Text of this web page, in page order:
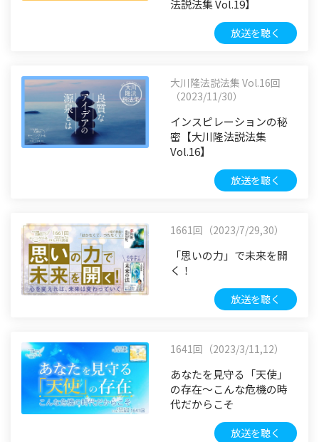
法説法集 Vol.19】
放送を聴く
大川隆法説法集 Vol.16回
（2023/11/30）
インスピレーションの秘
密【大川隆法説法集
Vol.16】
放送を聴く
1661回（2023/7/29,30）
「思いの力」で未来を開
く！
放送を聴く
1641回（2023/3/11,12）
あなたを見守る「天使」
の存在～こんな危機の時
代だからこそ
放送を聴く